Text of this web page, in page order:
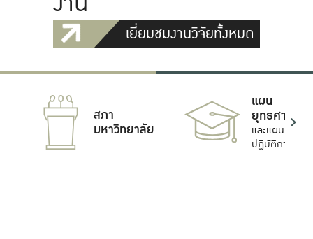
เยี่ยมชมงานวิจัยทั้งหมด
สภา
มหาวิทยาลัย
แผน
ยุทธศาสตร์
และแผน
ปฏิบัติการ